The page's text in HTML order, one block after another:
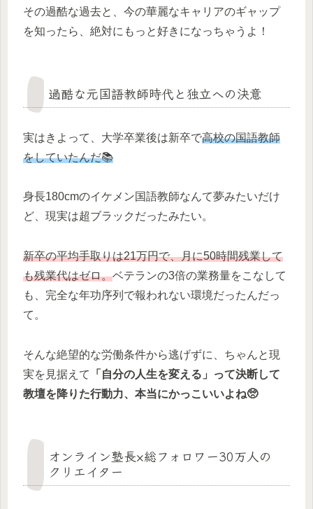
その過酷な過去と、今の華麗なキャリアのギャップ
を知ったら、絶対にもっと好きになっちゃうよ！
過酷な元国語教師時代と独立への決意
実はきよって、大学卒業後は新卒で高校の国語教師
をしていたんだ📚
身長180cmのイケメン国語教師なんて夢みたいだけ
ど、現実は超ブラックだったみたい。
新卒の平均手取りは21万円で、月に50時間残業して
も残業代はゼロ。ベテランの3倍の業務量をこなして
も、完全な年功序列で報われない環境だったんだっ
て。
そんな絶望的な労働条件から逃げずに、ちゃんと現
実を見据えて
「自分の人生を変える」って決断して
教壇を降りた行動力、本当にかっこいいよね🥺
オンライン塾長×総フォロワー30万人の
クリエイター